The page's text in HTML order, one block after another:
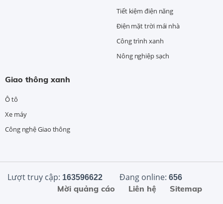
Tiết kiệm điện năng
Điện mặt trời mái nhà
Công trình xanh
Nông nghiệp sạch
Giao thông xanh
Ô tô
Xe máy
Công nghệ Giao thông
Lượt truy cập: 163596622 Đang online: 656
Sitemap
Liên hệ
Mời quảng cáo